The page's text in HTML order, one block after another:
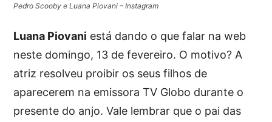
Pedro Scooby e Luana Piovani – Instagram
Luana Piovani está dando o que falar na web
neste domingo, 13 de fevereiro. O motivo? A
atriz resolveu proibir os seus filhos de
aparecerem na emissora TV Globo durante o
presente do anjo. Vale lembrar que o pai das